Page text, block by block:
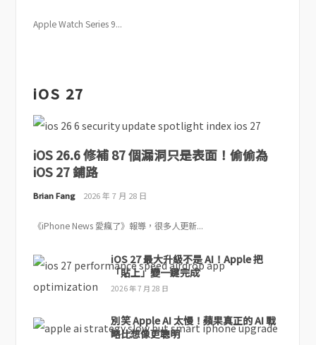
Apple Watch Series 9...
iOS 27
iOS 26.6 修補 87 個漏洞只是表面！偷偷為
iOS 27 鋪路
Brian Fang 2026 年 7 月 28 日
《iPhone News 愛瘋了》報導，很多人更新...
iOS 27 最大升級不是 AI！Apple 把
「貼上」變一鍵完成
2026 年 7 月 28 日
別笑 Apple AI 太慢！蘋果真正的 AI 戰
略比想像更聰明